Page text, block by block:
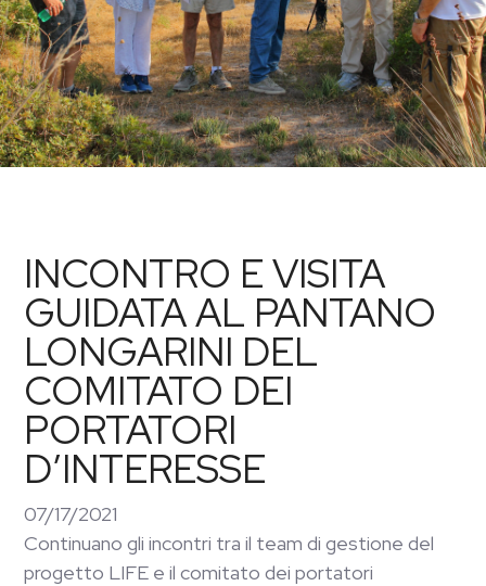
INCONTRO E VISITA
GUIDATA AL PANTANO
LONGARINI DEL
COMITATO DEI
PORTATORI
D’INTERESSE
07/17/2021
Continuano gli incontri tra il team di gestione del
progetto LIFE e il comitato dei portatori